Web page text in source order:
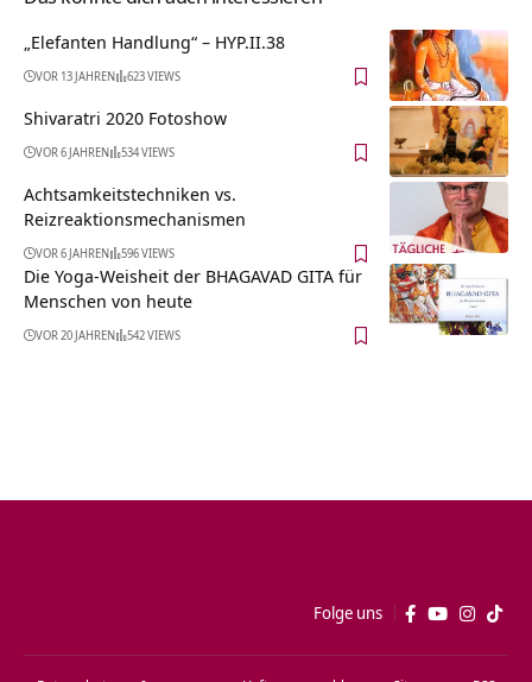
„Elefanten Handlung“ – HYP.II.38
VOR 13 JAHREN 623 VIEWS
Shivaratri 2020 Fotoshow
VOR 6 JAHREN 534 VIEWS
Achtsamkeitstechniken vs.
Reizreaktionsmechanismen
VOR 6 JAHREN 596 VIEWS
Die Yoga-Weisheit der BHAGAVAD GITA für
Menschen von heute
VOR 20 JAHREN 542 VIEWS
Folge uns